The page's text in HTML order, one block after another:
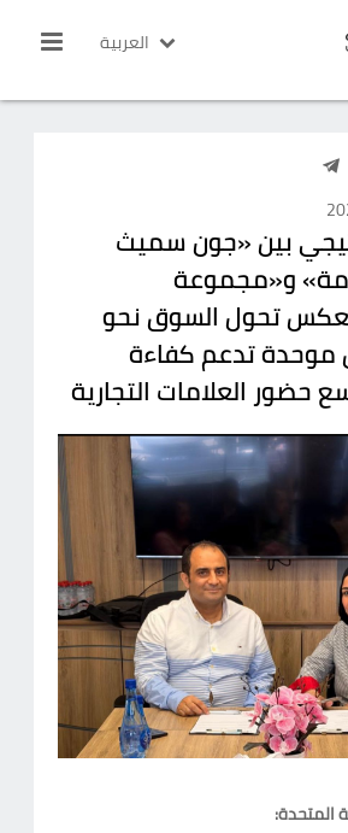
العربية
بين «جون سميث
و«مجموعة
تحول السوق نحو
موحدة تدعم كفاءة
حضور العلامات التجارية
المتحدة: